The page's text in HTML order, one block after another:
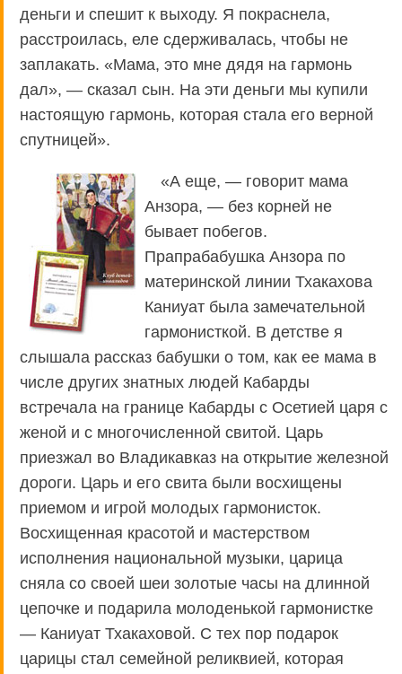
деньги и спешит к выходу. Я покраснела,
расстроилась, еле сдерживалась, чтобы не
заплакать. «Мама, это мне дядя на гармонь
дал», — сказал сын. На эти деньги мы купили
настоящую гармонь, которая стала его верной
спутницей».
«А еще, — говорит мама
Анзора, — без корней не
бывает побегов.
Прапрабабушка Анзора по
материнской линии Тхакахова
Каниуат была замечательной
гармонисткой. В детстве я
слышала рассказ бабушки о том, как ее мама в
числе других знатных людей Кабарды
встречала на границе Кабарды с Осетией царя с
женой и с многочисленной свитой. Царь
приезжал во Владикавказ на открытие железной
дороги. Царь и его свита были восхищены
приемом и игрой молодых гармонисток.
Восхищенная красотой и мастерством
исполнения национальной музыки, царица
сняла со своей шеи золотые часы на длинной
цепочке и подарила молоденькой гармонистке
— Каниуат Тхакаховой. С тех пор подарок
царицы стал семейной реликвией, которая